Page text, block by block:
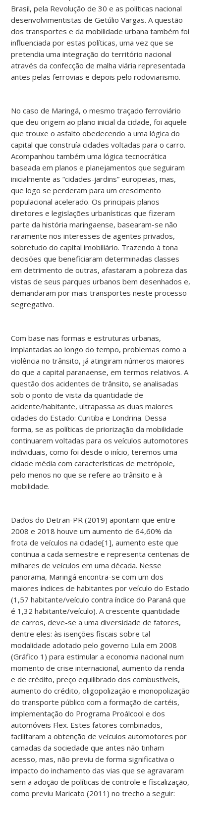
Brasil, pela Revolução de 30 e as políticas nacional
desenvolvimentistas de Getúlio Vargas. A questão
dos transportes e da mobilidade urbana também foi
influenciada por estas políticas, uma vez que se
pretendia uma integração do território nacional
através da confecção de malha viária representada
antes pelas ferrovias e depois pelo rodoviarismo.
No caso de Maringá, o mesmo traçado ferroviário
que deu origem ao plano inicial da cidade, foi aquele
que trouxe o asfalto obedecendo a uma lógica do
capital que construía cidades voltadas para o carro.
Acompanhou também uma lógica tecnocrática
baseada em planos e planejamentos que seguiram
inicialmente as “cidades-jardins” europeias, mas,
que logo se perderam para um crescimento
populacional acelerado. Os principais planos
diretores e legislações urbanísticas que fizeram
parte da história maringaense, basearam-se não
raramente nos interesses de agentes privados,
sobretudo do capital imobiliário. Trazendo à tona
decisões que beneficiaram determinadas classes
em detrimento de outras, afastaram a pobreza das
vistas de seus parques urbanos bem desenhados e,
demandaram por mais transportes neste processo
segregativo.
Com base nas formas e estruturas urbanas,
implantadas ao longo do tempo, problemas como a
violência no trânsito, já atingiram números maiores
do que a capital paranaense, em termos relativos. A
questão dos acidentes de trânsito, se analisadas
sob o ponto de vista da quantidade de
acidente/habitante, ultrapassa as duas maiores
cidades do Estado: Curitiba e Londrina. Dessa
forma, se as políticas de priorização da mobilidade
continuarem voltadas para os veículos automotores
individuais, como foi desde o início, teremos uma
cidade média com características de metrópole,
pelo menos no que se refere ao trânsito e à
mobilidade.
Dados do Detran-PR (2019) apontam que entre
2008 e 2018 houve um aumento de 64,60% da
frota de veículos na cidade[1], aumento este que
continua a cada semestre e representa centenas de
milhares de veículos em uma década. Nesse
panorama, Maringá encontra-se com um dos
maiores índices de habitantes por veículo do Estado
(1,57 habitante/veículo contra índice do Paraná que
é 1,32 habitante/veículo). A crescente quantidade
de carros, deve-se a uma diversidade de fatores,
dentre eles: às isenções fiscais sobre tal
modalidade adotado pelo governo Lula em 2008
(Gráfico 1) para estimular a economia nacional num
momento de crise internacional, aumento da renda
e de crédito, preço equilibrado dos combustíveis,
aumento do crédito, oligopolização e monopolização
do transporte público com a formação de cartéis,
implementação do Programa Proálcool e dos
automóveis Flex. Estes fatores combinados,
facilitaram a obtenção de veículos automotores por
camadas da sociedade que antes não tinham
acesso, mas, não previu de forma significativa o
impacto do inchamento das vias que se agravaram
sem a adoção de políticas de controle e fiscalização,
como previu Maricato (2011) no trecho a seguir: